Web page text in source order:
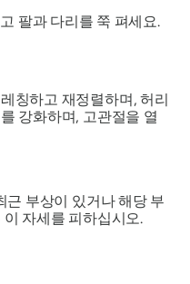
팔과 다리를 쭉 펴세요.
칭하고 재정렬하며, 허리
강화하며, 고관절을 열
근 부상이 있거나 해당 부
자세를 피하십시오.